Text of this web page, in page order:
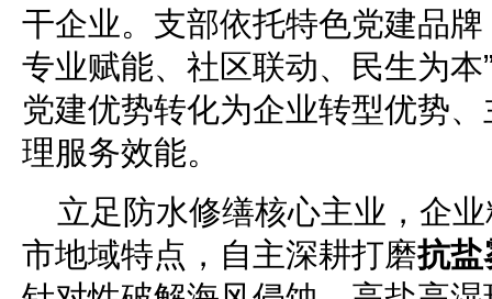
干企业。支部依托特色党建品
专业赋能、社区联动、民生为
党建优势转化为企业转型优势
理服务效能。
立足防水修缮核心主业，企
市地域特点，自主深耕打磨抗盐